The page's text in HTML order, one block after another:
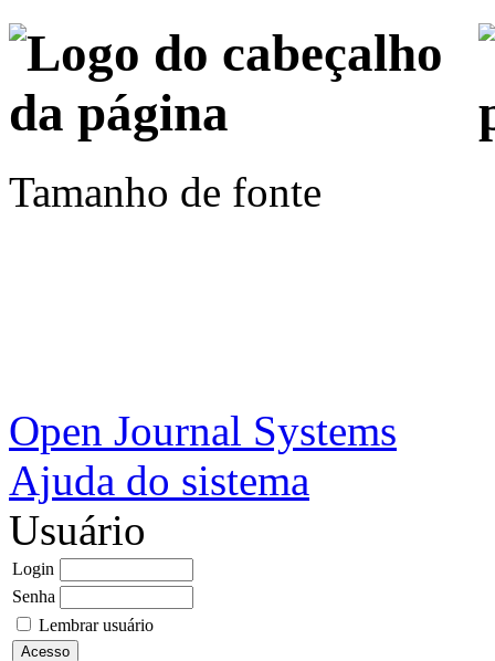
Tamanho de fonte
Open Journal Systems
Ajuda do sistema
Usuário
Login
Senha
Lembrar usuário